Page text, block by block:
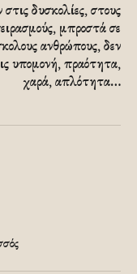
δυσκολίες, στους
μπροστά σε
ανθρώπους, δεν
υπομονή, πραότητα,
χαρά, απλότητα…